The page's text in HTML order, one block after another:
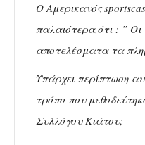
O Αμερικανός
παλαιότερα,ότι : ” Οι
αποτελέσματα τα
Υπάρχει περίπτωση
τρόπο που
Συλλόγου Κιάτου;